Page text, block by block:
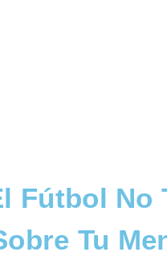
Fútbol No
Tu